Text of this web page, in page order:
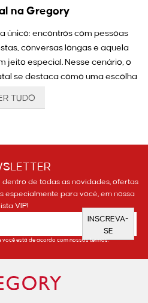
na Gregory
único: encontros com pessoas
conversas longas e aquela
jeito especial. Nesse cenário, o
se destaca como uma escolha
confiança.
profundo, nossa curadoria
um visual marcante, alinhado
que a data pede.
TUDO
de todas as novidades, ofertas
especialmente para você, em nossa
lista VIP!
INSCREVA-
SE
você está de acordo com nossos termos.